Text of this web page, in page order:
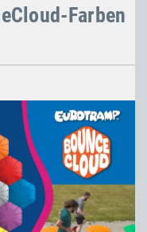
Farben